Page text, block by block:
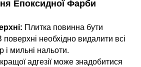
Епоксидної Фарби
Плитка повинна бути
необхідно видалити всі
і мильні нальоти.
адгезії може знадобитися